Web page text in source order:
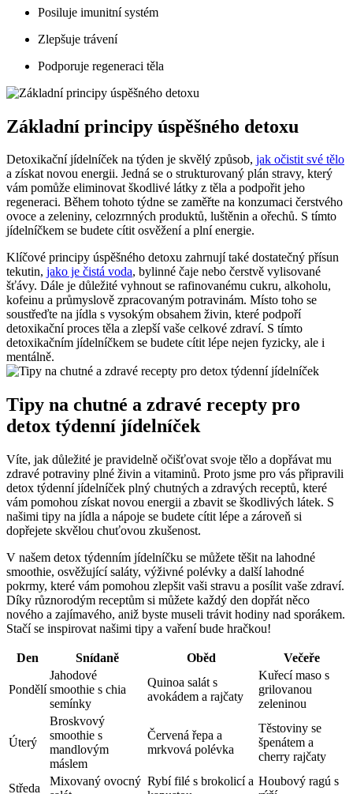
Posiluje imunitní systém
Zlepšuje trávení
Podporuje regeneraci těla
Základní principy úspěšného detoxu
Detoxikační jídelníček na týden je skvělý způsob, jak očistit své tělo
a získat novou energii. Jedná se o strukturovaný plán stravy, který
vám pomůže eliminovat škodlivé látky z těla a podpořit jeho
regeneraci. Během tohoto týdne se zaměřte na konzumaci čerstvého
ovoce a zeleniny, celozrnných produktů, luštěnin a ořechů. S tímto
jídelníčkem se budete cítit osvěžení a plní energie.
Klíčové principy úspěšného detoxu zahrnují také dostatečný přísun
tekutin, jako je čistá voda, bylinné čaje nebo čerstvě vylisované
šťávy. Dále je důležité vyhnout se rafinovanému cukru, alkoholu,
kofeinu a průmyslově zpracovaným potravinám. Místo toho se
soustřeďte na jídla s vysokým obsahem živin, které podpoří
detoxikační proces těla a zlepší vaše celkové zdraví. S tímto
detoxikačním jídelníčkem se budete cítit lépe nejen fyzicky, ale i
mentálně.
Tipy na chutné a zdravé recepty pro
detox týdenní jídelníček
Víte, jak důležité je pravidelně očišťovat svoje tělo a dopřávat mu
zdravé potraviny plné živin a vitaminů. Proto jsme pro vás připravili
detox týdenní jídelníček plný chutných a zdravých receptů, které
vám pomohou získat novou energii a zbavit se škodlivých látek. S
našimi tipy na jídla a nápoje se budete cítit lépe a zároveň si
dopřejete skvělou chuťovou zkušenost.
V našem detox týdenním jídelníčku se můžete těšit na lahodné
smoothie, osvěžující saláty, výživné polévky a další lahodné
pokrmy, které vám pomohou zlepšit vaši stravu a posílit vaše zdraví.
Díky různorodým receptům si můžete každý den dopřát něco
nového a zajímavého, aniž byste museli trávit hodiny nad sporákem.
Stačí se inspirovat našimi tipy a vaření bude hračkou!
Den Snídaně Oběd Večeře
Pondělí
Jahodové
smoothie s chia
semínky
Quinoa salát s
avokádem a rajčaty
Kuřecí maso s
grilovanou
zeleninou
Úterý
Broskvový
smoothie s
mandlovým
máslem
Červená řepa a
mrkvová polévka
Těstoviny se
špenátem a
cherry rajčaty
Středa
Mixovaný ovocný Rybí filé s brokolicí a Houbový ragú s